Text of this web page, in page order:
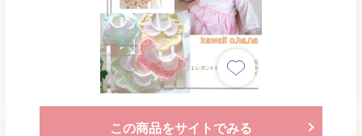
この商品をサイトでみる